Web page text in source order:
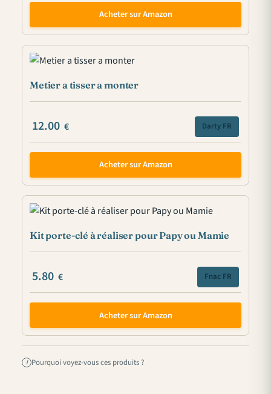
Acheter sur Amazon
Metier a tisser a monter
12.00 € Darty FR
Acheter sur Amazon
Kit porte-clé à réaliser pour Papy ou Mamie
5.80 € Fnac FR
Acheter sur Amazon
i Pourquoi voyez-vous ces produits ?